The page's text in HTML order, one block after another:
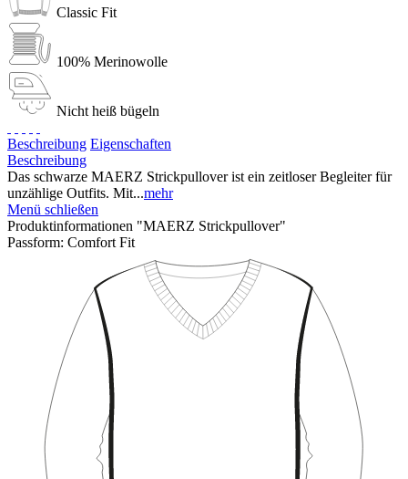
Classic Fit
100% Merinowolle
Nicht heiß bügeln
Beschreibung Eigenschaften
Beschreibung
Das schwarze MAERZ Strickpullover ist ein zeitloser Begleiter für
unzählige Outfits. Mit...mehr
Menü schließen
Produktinformationen "MAERZ Strickpullover"
Passform: Comfort Fit